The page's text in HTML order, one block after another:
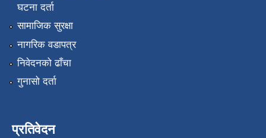
घटना दर्ता
सामाजिक सुरक्षा
नागरिक वडापत्र
निवेदनको ढाँचा
गुनासो दर्ता
प्रतिवेदन